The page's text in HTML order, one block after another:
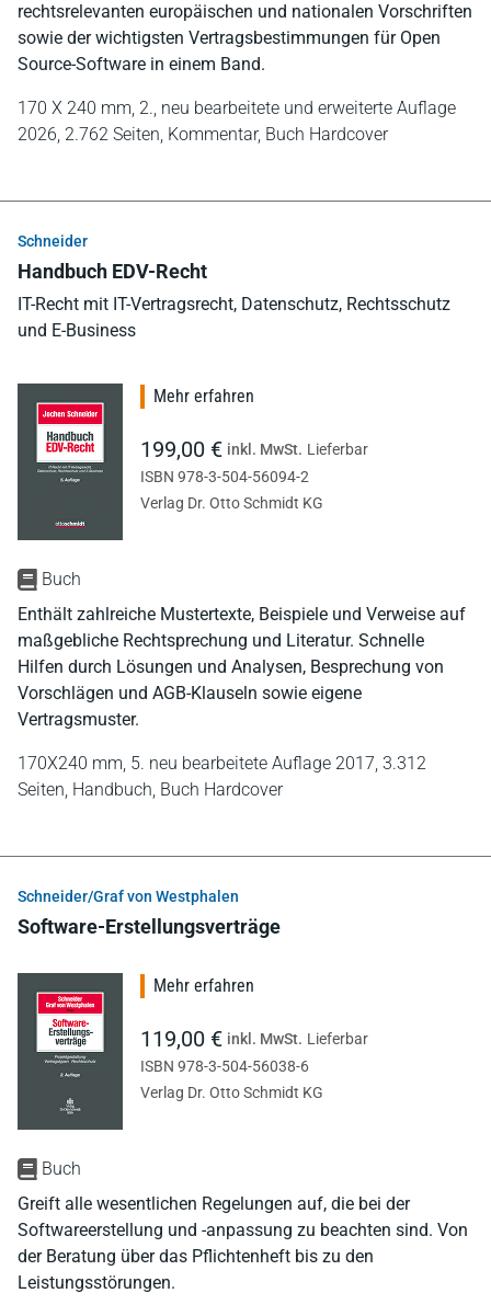
rechtsrelevanten europäischen und nationalen Vorschriften
sowie der wichtigsten Vertragsbestimmungen für Open
Source-Software in einem Band.
170 X 240 mm, 2., neu bearbeitete und erweiterte Auflage
2026, 2.762 Seiten, Kommentar, Buch Hardcover
Schneider
Handbuch EDV-Recht
IT-Recht mit IT-Vertragsrecht, Datenschutz, Rechtsschutz
und E-Business
Buch
Enthält zahlreiche Mustertexte, Beispiele und Verweise auf
maßgebliche Rechtsprechung und Literatur. Schnelle
Hilfen durch Lösungen und Analysen, Besprechung von
Vorschlägen und AGB-Klauseln sowie eigene
Vertragsmuster.
170X240 mm, 5. neu bearbeitete Auflage 2017, 3.312
Seiten, Handbuch, Buch Hardcover
Mehr erfahren
199,00 € inkl. MwSt. Lieferbar
ISBN 978-3-504-56094-2
Verlag Dr. Otto Schmidt KG
Schneider/Graf von Westphalen
Software-Erstellungsverträge
Buch
Greift alle wesentlichen Regelungen auf, die bei der
Softwareerstellung und -anpassung zu beachten sind. Von
der Beratung über das Pflichtenheft bis zu den
Leistungsstörungen.
Mehr erfahren
119,00 € inkl. MwSt. Lieferbar
ISBN 978-3-504-56038-6
Verlag Dr. Otto Schmidt KG